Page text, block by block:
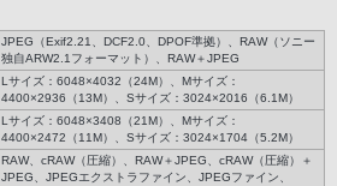
JPEG（Exif2.21、DCF2.0、DPOF準拠）、RAW（ソニー
独自ARW2.1フォーマット）、RAW＋JPEG
Lサイズ：6048×4032（24M）、Mサイズ：
4400×2936（13M）、Sサイズ：3024×2016（6.1M）
Lサイズ：6048×3408（21M）、Mサイズ：
4400×2472（11M）、Sサイズ：3024×1704（5.2M）
RAW、cRAW（圧縮）、RAW＋JPEG、cRAW（圧縮）＋
JPEG、JPEGエクストラファイン、JPEGファイン、